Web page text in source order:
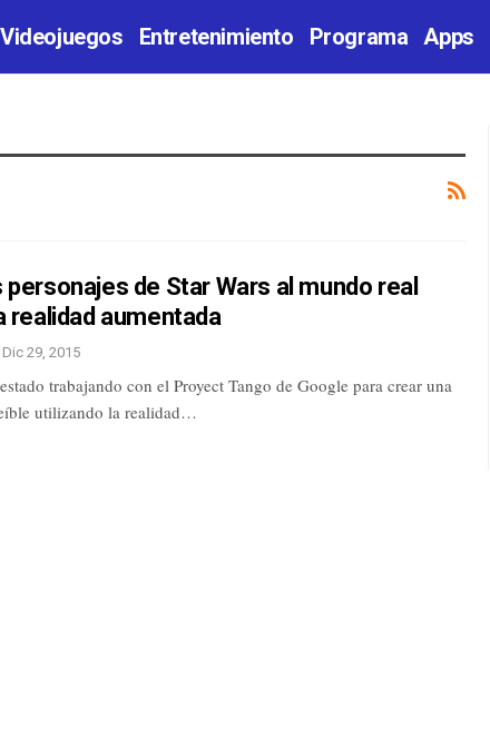
Videojuegos Entretenimiento Programa Apps
personajes de Star Wars al mundo real
realidad aumentada
Dic 29, 2015
trabajando con el Proyect Tango de Google para crear una
utilizando la realidad…